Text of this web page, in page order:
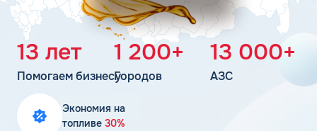
13 лет
Помогаем бизнесу
1 200+
Городов
13 000+
АЗС
Экономия на
топливе 30%